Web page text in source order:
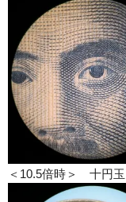
＜10.5倍時＞ 十円玉